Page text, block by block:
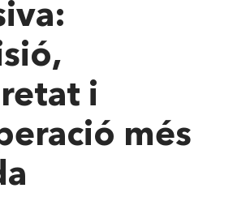
i
més